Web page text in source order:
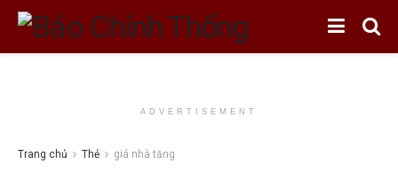
ADVERTISEMENT
Trang chủ Thẻ giá nhà tăng